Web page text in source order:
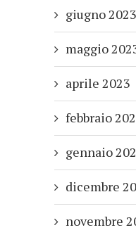
giugno 2023
maggio
aprile 2023
febbraio
gennaio
dicembre
novembre